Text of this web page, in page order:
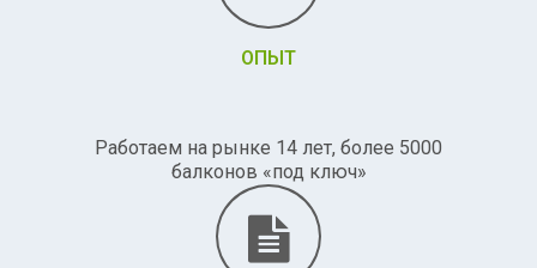
ОПЫТ
Работаем на рынке 14 лет, более 5000
балконов «под ключ»